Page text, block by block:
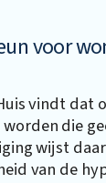
voor
vindt dat
die
wijst
van de